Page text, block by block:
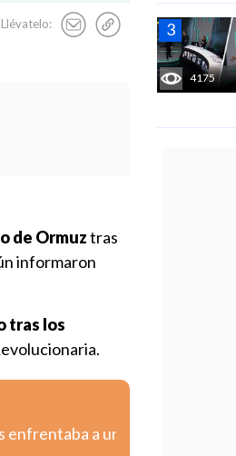
Llévatelo:
4175
de Ormuztras
informaron
tras los
enfrentaba a un